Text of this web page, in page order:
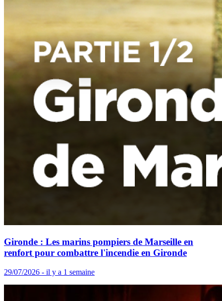
Gironde : Les marins pompiers de Marseille en
renfort pour combattre l'incendie en Gironde
29/07/2026 - il y a 1 semaine